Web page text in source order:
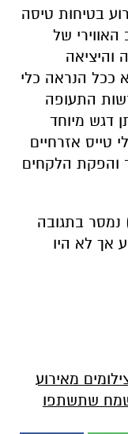
בטיחות טיסה
של
והיציאה
ככל הנראה כלי
התעופה
דגש מיוחד
טייס אזרחיים
והפקת הלקחים
בתגובה
אך לא היו
מאירוע
שתשתפו